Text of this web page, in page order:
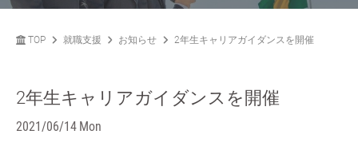
TOP 就職支援 お知らせ 2年生キャリアガイダンスを開催
2年生キャリアガイダンスを開催
2021/06/14 Mon